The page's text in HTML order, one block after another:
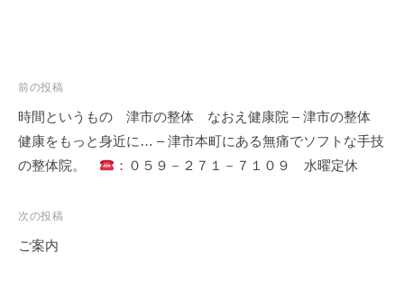
投
稿
ナ
ビ
ー
シ
前の投稿
時間というもの 津市の整体 なおえ健康院 – 津市の整体
健康をもっと身近に… – 津市本町にある無痛でソフトな手技
の整体院。
：０５９－２７１－７１０９ 水曜定休
次の投稿
ご案内